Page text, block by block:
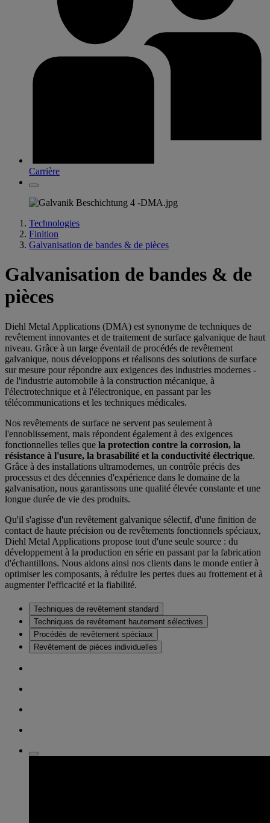
Carrière
Technologies
Finition
Galvanisation de bandes & de pièces
Galvanisation de bandes & de
pièces
Diehl Metal Applications (DMA) est synonyme de techniques de
revêtement innovantes et de traitement de surface galvanique de haut
niveau. Grâce à un large éventail de procédés de revêtement
galvanique, nous développons et réalisons des solutions de surface
sur mesure pour répondre aux exigences des industries modernes -
de l'industrie automobile à la construction mécanique, à
l'électrotechnique et à l'électronique, en passant par les
télécommunications et les techniques médicales.
Nos revêtements de surface ne servent pas seulement à
l'ennoblissement, mais répondent également à des exigences
fonctionnelles telles que la protection contre la corrosion, la
résistance à l'usure, la brasabilité et la conductivité électrique.
Grâce à des installations ultramodernes, un contrôle précis des
processus et des décennies d'expérience dans le domaine de la
galvanisation, nous garantissons une qualité élevée constante et une
longue durée de vie des produits.
Qu'il s'agisse d'un revêtement galvanique sélectif, d'une finition de
contact de haute précision ou de revêtements fonctionnels spéciaux,
Diehl Metal Applications propose tout d'une seule source : du
développement à la production en série en passant par la fabrication
d'échantillons. Nous aidons ainsi nos clients dans le monde entier à
optimiser les composants, à réduire les pertes dues au frottement et à
augmenter l'efficacité et la fiabilité.
Techniques de revêtement standard
Techniques de revêtement hautement sélectives
Procédés de revêtement spéciaux
Revêtement de pièces individuelles